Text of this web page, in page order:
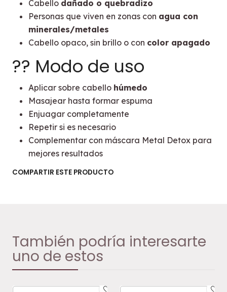
Cabello dañado o quebradizo
Personas que viven en zonas con agua con
minerales/metales
Cabello opaco, sin brillo o con color apagado
?? Modo de uso
Aplicar sobre cabello húmedo
Masajear hasta formar espuma
Enjuagar completamente
Repetir si es necesario
Complementar con máscara Metal Detox para
mejores resultados
COMPARTIR ESTE PRODUCTO
También podría interesarte
uno de estos